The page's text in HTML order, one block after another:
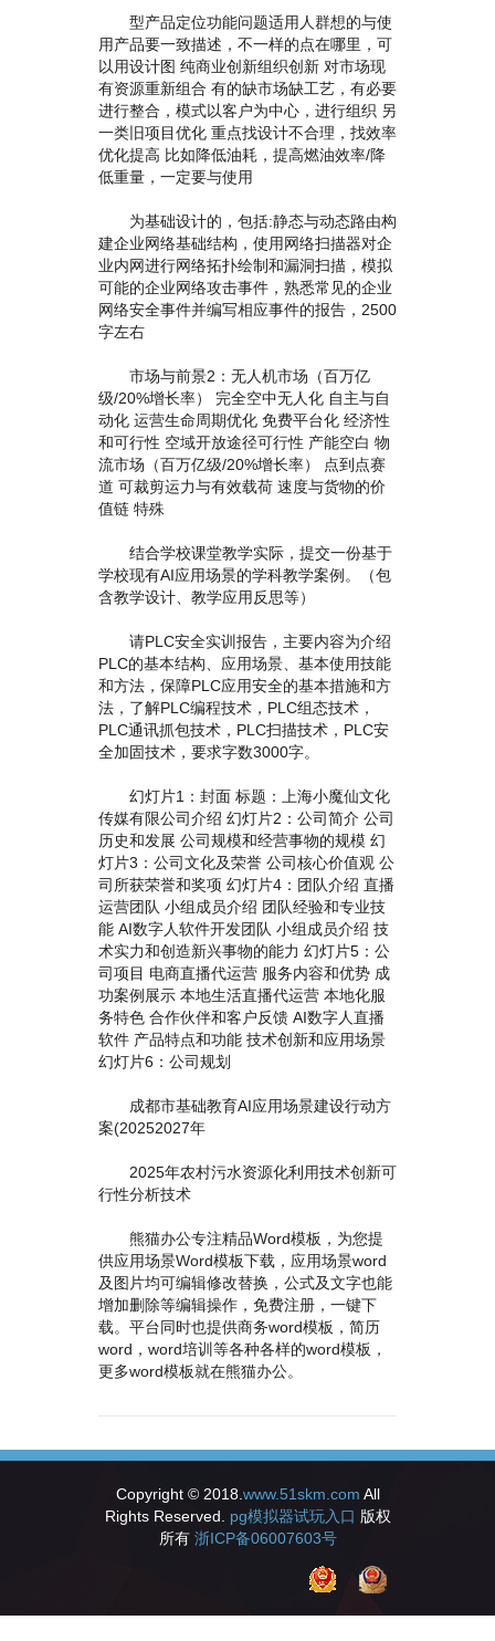
型产品定位功能问题适用人群想的与使
用产品要一致描述，不一样的点在哪里，可
以用设计图 纯商业创新组织创新 对市场现
有资源重新组合 有的缺市场缺工艺，有必要
进行整合，模式以客户为中心，进行组织 另
一类旧项目优化 重点找设计不合理，找效率
优化提高 比如降低油耗，提高燃油效率/降
低重量，一定要与使用
为基础设计的，包括:静态与动态路由构
建企业网络基础结构，使用网络扫描器对企
业内网进行网络拓扑绘制和漏洞扫描，模拟
可能的企业网络攻击事件，熟悉常见的企业
网络安全事件并编写相应事件的报告，2500
字左右
市场与前景2：无人机市场（百万亿
级/20%增长率） 完全空中无人化 自主与自
动化 运营生命周期优化 免费平台化 经济性
和可行性 空域开放途径可行性 产能空白 物
流市场（百万亿级/20%增长率） 点到点赛
道 可裁剪运力与有效载荷 速度与货物的价
值链 特殊
结合学校课堂教学实际，提交一份基于
学校现有AI应用场景的学科教学案例。（包
含教学设计、教学应用反思等）
请PLC安全实训报告，主要内容为介绍
PLC的基本结构、应用场景、基本使用技能
和方法，保障PLC应用安全的基本措施和方
法，了解PLC编程技术，PLC组态技术，
PLC通讯抓包技术，PLC扫描技术，PLC安
全加固技术，要求字数3000字。
幻灯片1：封面 标题：上海小魔仙文化
传媒有限公司介绍 幻灯片2：公司简介 公司
历史和发展 公司规模和经营事物的规模 幻
灯片3：公司文化及荣誉 公司核心价值观 公
司所获荣誉和奖项 幻灯片4：团队介绍 直播
运营团队 小组成员介绍 团队经验和专业技
能 AI数字人软件开发团队 小组成员介绍 技
术实力和创造新兴事物的能力 幻灯片5：公
司项目 电商直播代运营 服务内容和优势 成
功案例展示 本地生活直播代运营 本地化服
务特色 合作伙伴和客户反馈 AI数字人直播
软件 产品特点和功能 技术创新和应用场景
幻灯片6：公司规划
成都市基础教育AI应用场景建设行动方
案(20252027年
2025年农村污水资源化利用技术创新可
行性分析技术
熊猫办公专注精品Word模板，为您提
供应用场景Word模板下载，应用场景word
及图片均可编辑修改替换，公式及文字也能
增加删除等编辑操作，免费注册，一键下
载。平台同时也提供商务word模板，简历
word，word培训等各种各样的word模板，
更多word模板就在熊猫办公。
Copyright © 2018. www.51skm.com All
Rights Reserved. pg模拟器试玩入口 版权
所有 浙ICP备06007603号